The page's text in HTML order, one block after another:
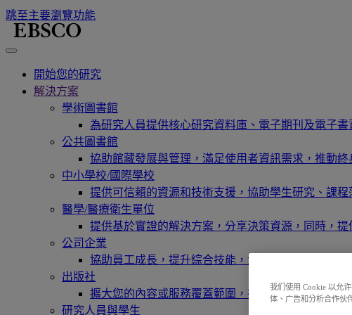
跳至主要瀏覽功能
開始您的研究
解決方案
學術圖書館
為研究人員提供核心研究資料庫、電子期刊及電子
公共圖書館
協助館藏發展與管理，滿足使用者資訊需求，推動終
中小學校/國際學校
提供可信賴的資源和技術支援，協助學生研究、課程
醫學/醫療衛生單位
提供基於實證的解決方案，分享決策資源，同時，
公司企業
協助員工成長，提升綜合技能，滿足研發需求，實現
出版社
擴大您的內容或服務覆蓋範圍，在現有新市場提升佔
研究人員與學生
我们使用 Cookie 以允
体、广告和分析合作伙